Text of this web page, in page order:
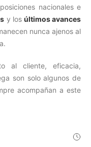
nacionales e
y los últimos avances
nunca ajenos al
al cliente, eficacia,
son solo algunos de
acompañan a este